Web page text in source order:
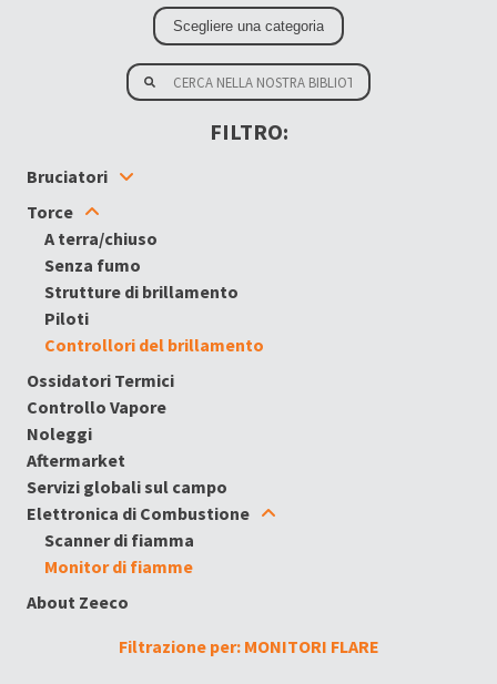
FILTRO:
Bruciatori
Torce
A terra/chiuso
Senza fumo
Strutture di brillamento
Piloti
Controllori del brillamento
Ossidatori Termici
Controllo Vapore
Noleggi
Aftermarket
Servizi globali sul campo
Elettronica di Combustione
Scanner di fiamma
Monitor di fiamme
About Zeeco
Filtrazione per: MONITORI FLARE